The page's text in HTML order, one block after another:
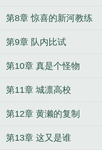
第8章 惊喜的新河教练
第9章 队内比试
第10章 真是个怪物
第11章 城凛高校
第12章 黄濑的复制
第13章 这又是谁